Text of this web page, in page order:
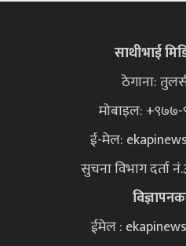
साथीभाई
ठेगाना:
मोबाइल:
ई-मेल:
सुचना विभाग दर्ता
ईमेल :